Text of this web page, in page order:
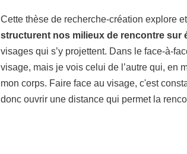
Cette thèse de recherche-création explore
structurent nos milieux de rencontre sur
visages qui s’y projettent. Dans le face-à-
visage, mais je vois celui de l’autre qui, en
mon corps. Faire face au visage, c'est
donc ouvrir une distance qui permet la